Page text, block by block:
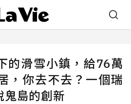
的滑雪小鎮，給76萬
，你去不去？一個瑞
鬼島的創新